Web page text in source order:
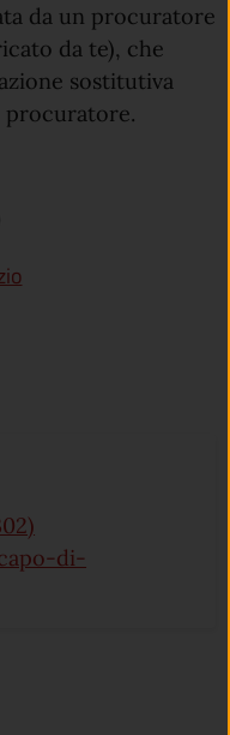
da un procuratore
da te), che
sostitutiva
procuratore.
di-